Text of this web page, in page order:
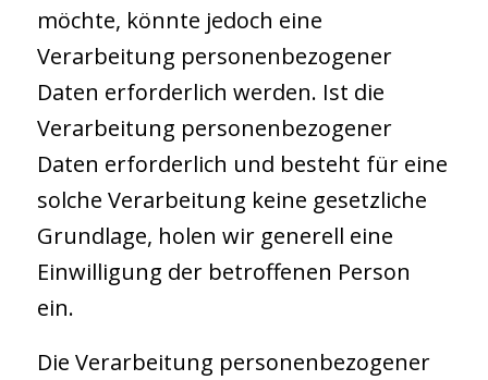
möchte, könnte jedoch eine
Verarbeitung personenbezogener
Daten erforderlich werden. Ist die
Verarbeitung personenbezogener
Daten erforderlich und besteht für eine
solche Verarbeitung keine gesetzliche
Grundlage, holen wir generell eine
Einwilligung der betroffenen Person
ein.
Die Verarbeitung personenbezogener